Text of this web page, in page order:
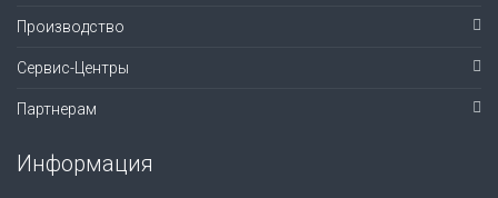
Производство
Сервис-Центры
Партнерам
Информация